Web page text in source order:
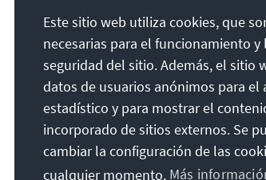
La Fundación Konrad Adenauer
compromete a nivel nacional
a fomentar los principios de
Justicia a través de la
formación política.
preservamos la democracia
economía social de mercado y
y la consolidación de un
Este sitio web utiliza cookies, que
necesarias para el funcionamiento y
seguridad del sitio. Además, el sitio
datos de usuarios anónimos para el
estadístico y para mostrar el
incorporado de sitios externos. Se
cambiar la configuración de las
cualquier momento. Más